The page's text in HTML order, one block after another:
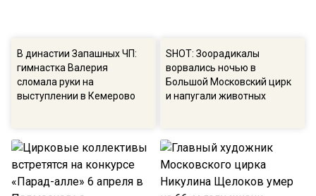
В династии Запашных ЧП:
гимнастка Валерия
сломала руки на
выступлении в Кемерово
SHOT: Зоорадикалы
ворвались ночью в
Большой Московский цирк
и напугали животных